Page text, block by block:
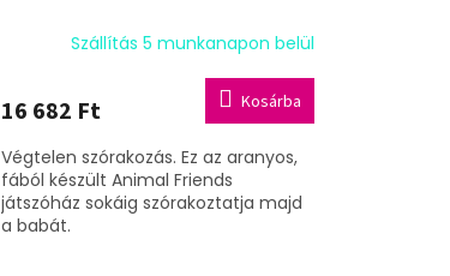
Szállítás 5 munkanapon belül
16 682 Ft Kosárba
Végtelen szórakozás. Ez az aranyos,
fából készült Animal Friends
játszóház sokáig szórakoztatja majd
a babát.